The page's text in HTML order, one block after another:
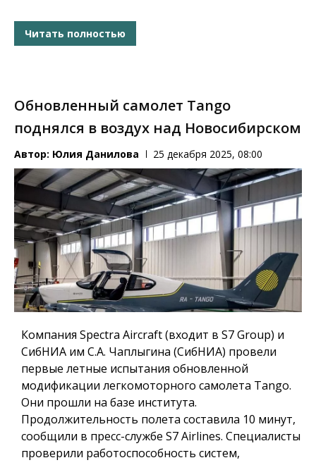
Читать полностью
Обновленный самолет Tango
поднялся в воздух над Новосибирском
Автор: Юлия Данилова 25 декабря 2025, 08:00
Компания Spectra Aircraft (входит в S7 Group) и
СибНИА им С.А. Чаплыгина (СибНИА) провели
первые летные испытания обновленной
модификации легкомоторного самолета Tango.
Они прошли на базе института.
Продолжительность полета составила 10 минут,
сообщили в пресс-службе S7 Airlines. Специалисты
проверили работоспособность систем,